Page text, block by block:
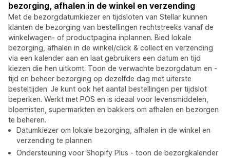
bezorging, afhalen in de winkel en verzending
Met de bezorgdatumkiezer en tijdsloten van Stellar kunnen
klanten de bezorging van bestellingen rechtstreeks vanaf de
winkelwagen- of productpagina inplannen. Bied lokale
bezorging, afhalen in de winkel/click & collect en verzending
via een kalender aan en laat gebruikers een datum en tijd
kiezen die hen uitkomt. Toon de verwachte bezorgdatum en -
tijd en beheer bezorging op dezelfde dag met uiterste
besteltijden. Je kunt ook het aantal bestellingen per tijdslot
beperken. Werkt met POS en is ideaal voor levensmiddelen,
bloemisten, supermarkten en bakkers om afhalen en bezorgen
te beheren.
Datumkiezer om lokale bezorging, afhalen in de winkel en
verzending te plannen
Ondersteuning voor Shopify Plus - toon de bezorgkalender